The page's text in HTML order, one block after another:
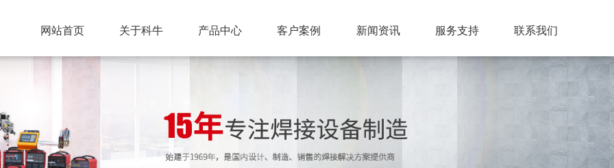
网站首页 关于科牛 产品中心 客户案例 新闻资讯 服务支持 联系我们